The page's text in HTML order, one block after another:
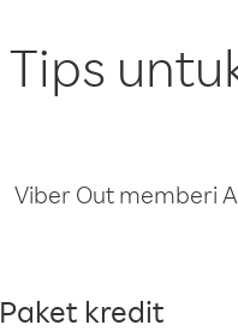
Tips
Viber Out memberi
Paket kredit